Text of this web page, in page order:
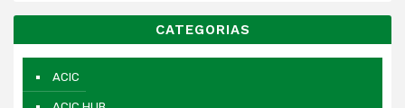
CATEGORIAS
ACIC